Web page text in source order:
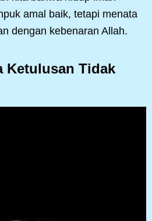
amal baik, tetapi menata
dengan kebenaran Allah.
Ketulusan Tidak